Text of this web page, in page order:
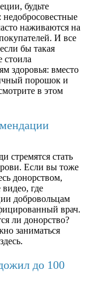
будьте
наживаются на
И все
бы такая
стоила
здоровья: вместо
порошок и
в этом
стремятся стать
Если вы тоже
донорством,
где
добровольцам
врач.
ли донорство?
заниматься
до 100